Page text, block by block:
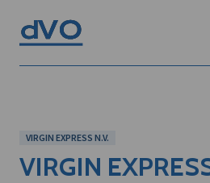
VIRGIN EXPRESS N.V.
VIRGIN